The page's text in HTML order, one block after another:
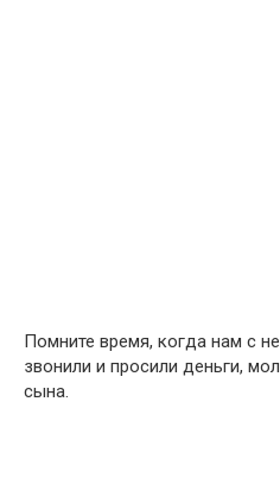
Помните время, когда нам с
звонили и просили деньги,
сына.